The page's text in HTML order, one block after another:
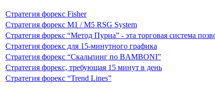
Стратегия форекс Fisher
Стратегия форекс M1 / M5 RSG System
Стратегия форекс “Метод Пуриа” - эта торговая система
Стратегия форекс для 15-минутного графика
Стратегия форекс “Скальпинг по BAMBONI”
Стратегия форекс, требующая 15 минут в день
Стратегия форекс “Trend Lines”